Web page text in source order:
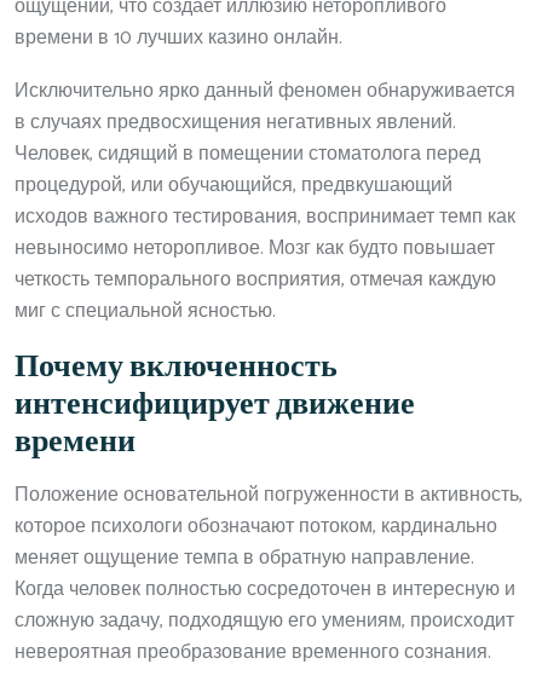
времени в 10 лучших казино онлайн.
Исключительно ярко данный феномен обнаруживается
в случаях предвосхищения негативных явлений.
Человек, сидящий в помещении стоматолога перед
процедурой, или обучающийся, предвкушающий
исходов важного тестирования, воспринимает темп как
невыносимо неторопливое. Мозг как будто повышает
четкость темпорального восприятия, отмечая каждую
миг с специальной ясностью.
Почему включенность
интенсифицирует движение
времени
Положение основательной погруженности в активность,
которое психологи обозначают потоком, кардинально
меняет ощущение темпа в обратную направление.
Когда человек полностью сосредоточен в интересную и
сложную задачу, подходящую его умениям, происходит
невероятная преобразование временного сознания.